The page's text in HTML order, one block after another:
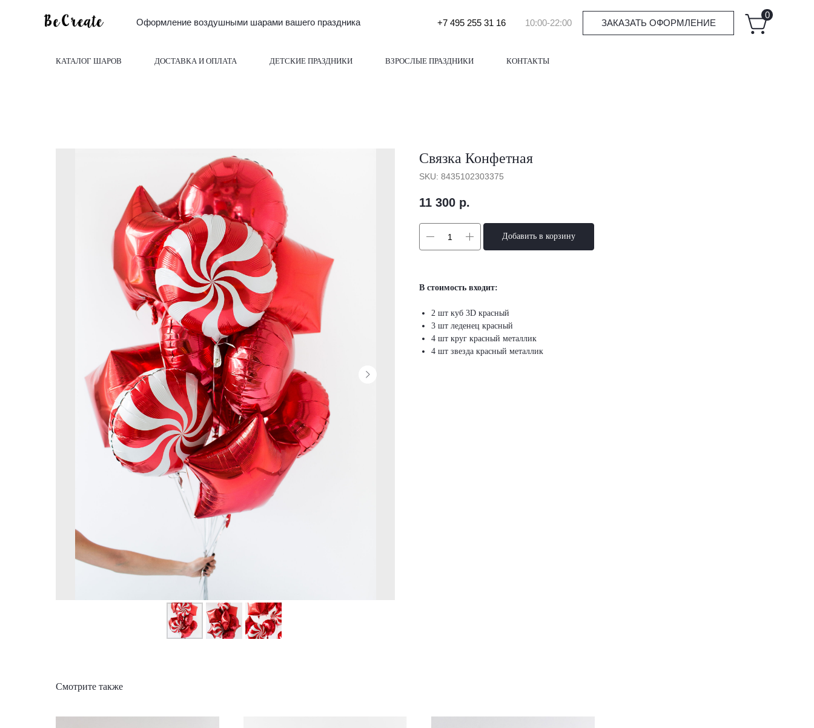
Оформление воздушными шарами вашего праздника +7 495 255 31 16 10:00-22:00 ЗАКАЗАТЬ ОФОРМЛЕНИЕ
0
КАТАЛОГ ШАРОВ ДОСТАВКА И ОПЛАТА ДЕТСКИЕ ПРАЗДНИКИ ВЗРОСЛЫЕ ПРАЗДНИКИ КОНТАКТЫ
Связка Конфетная
SKU: 8435102303375
11 300 р.
Добавить в корзину
В стоимость входит:
2 шт куб 3D красный
3 шт леденец красный
4 шт круг красный металлик
4 шт звезда красный металлик
Смотрите также